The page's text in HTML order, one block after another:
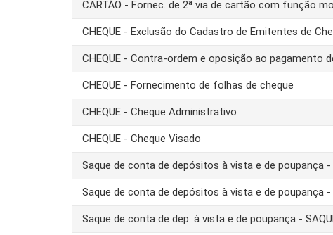
CARTÃO - Fornec. de 2ª via de cartão com função
CHEQUE - Exclusão do Cadastro de Emitentes de
CHEQUE - Contra-ordem e oposição ao pagamento
CHEQUE - Fornecimento de folhas de cheque
CHEQUE - Cheque Administrativo
CHEQUE - Cheque Visado
Saque de conta de depósitos à vista e de poupança -
Saque de conta de depósitos à vista e de poupança -
Saque de conta de dep. à vista e de poupança -